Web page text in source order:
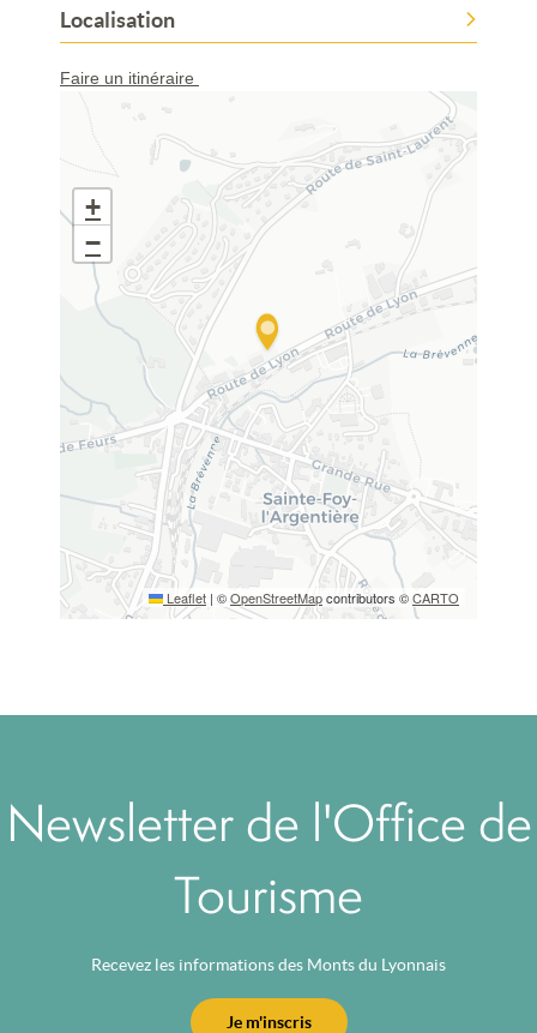
Localisation
Faire un itinéraire
+
−
Leaflet | ©OpenStreetMapcontributors ©CARTO
Newsletter de l'Office de
Tourisme
Recevez les informations des Monts du Lyonnais
Je m'inscris